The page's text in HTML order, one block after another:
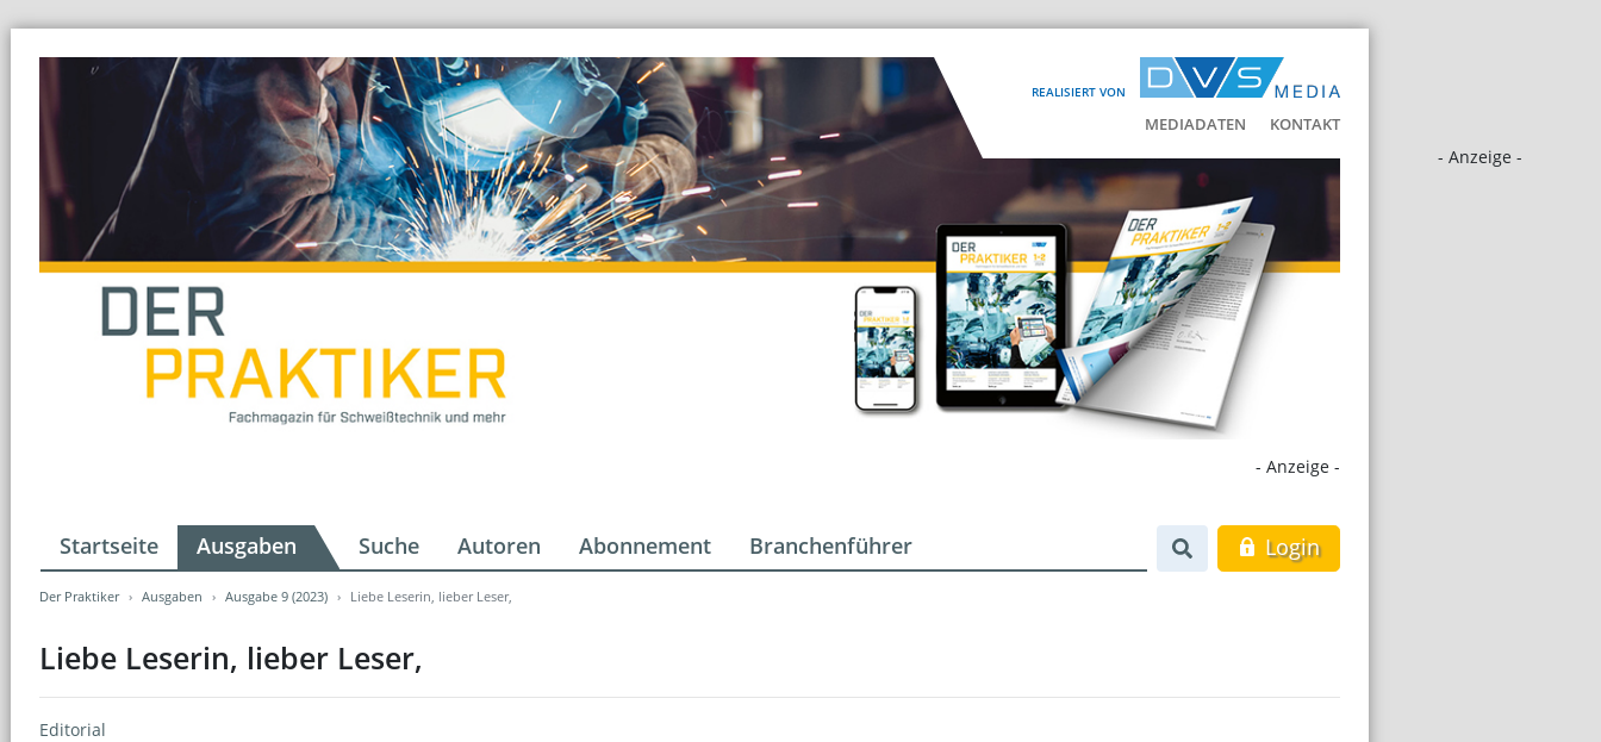
REALISIERT VON
MEDIADATEN KONTAKT
- Anzeige -
- Anzeige -
Startseite Ausgaben Suche Autoren Abonnement Branchenführer Login
Der Praktiker Ausgaben Ausgabe 9 (2023) Liebe Leserin, lieber Leser,
Liebe Leserin, lieber Leser,
Editorial